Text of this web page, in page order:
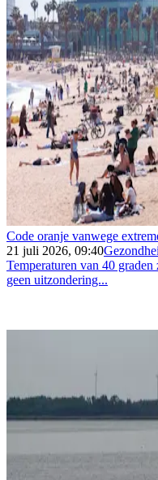
Code oranje vanwege
21 juli 2026, 09:40
Temperaturen van 40
geen uitzondering...